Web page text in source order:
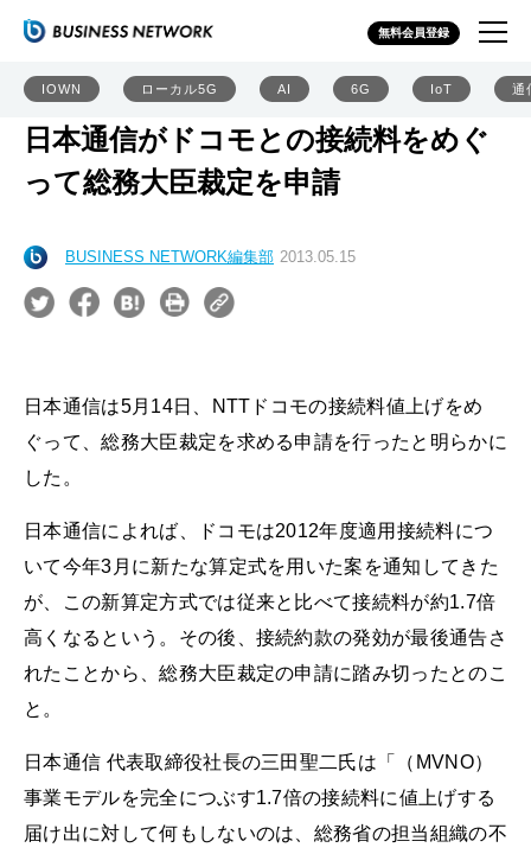
無料会員登録
IOWN ローカル5G AI 6G IoT 通
日本通信がドコモとの接続料をめぐ
って総務大臣裁定を申請
BUSINESS NETWORK編集部 2013.05.15
日本通信は5月14日、NTTドコモの接続料値上げをめ
ぐって、総務大臣裁定を求める申請を行ったと明らかに
した。
日本通信によれば、ドコモは2012年度適用接続料につ
いて今年3月に新たな算定式を用いた案を通知してきた
が、この新算定方式では従来と比べて接続料が約1.7倍
高くなるという。その後、接続約款の発効が最後通告さ
れたことから、総務大臣裁定の申請に踏み切ったとのこ
と。
日本通信 代表取締役社長の三田聖二氏は「（MVNO）
事業モデルを完全につぶす1.7倍の接続料に値上げする
届け出に対して何もしないのは、総務省の担当組織の不